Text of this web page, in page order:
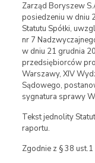
Zarząd Boryszew
posiedzeniu w dniu
Statutu Spółki,
nr 7
w dniu 21 grudnia
przedsiębiorców
Warszawy, XIV
Sądowego,
sygnatura sprawy
Tekst jednolity
raportu.
Zgodnie z § 38